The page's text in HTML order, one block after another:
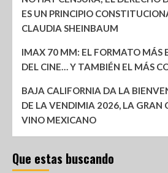
ES UN PRINCIPIO
CLAUDIA SHEINBAUM
IMAX 70 MM: EL FORMATO MÁS
DEL CINE… Y TAMBIÉN EL MÁS
BAJA CALIFORNIA DA LA
DE LA VENDIMIA 2026, LA GRAN
VINO MEXICANO
Que estas buscando